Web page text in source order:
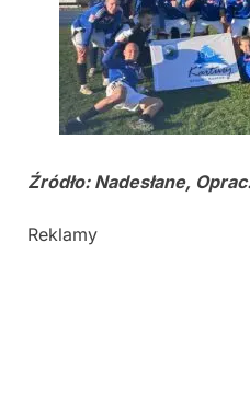
Źródło: Nadesłane,
Reklamy